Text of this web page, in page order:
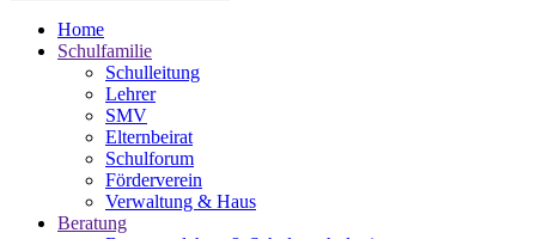
Home
Schulfamilie
Schulleitung
Lehrer
SMV
Elternbeirat
Schulforum
Förderverein
Verwaltung & Haus
Beratung